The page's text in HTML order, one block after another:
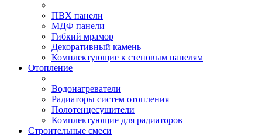
ПВХ панели
МДФ панели
Гибкий мрамор
Декоративный камень
Комплектующие к стеновым панелям
Отопление
Водонагреватели
Радиаторы систем отопления
Полотенцесушители
Комплектующие для радиаторов
Строительные смеси